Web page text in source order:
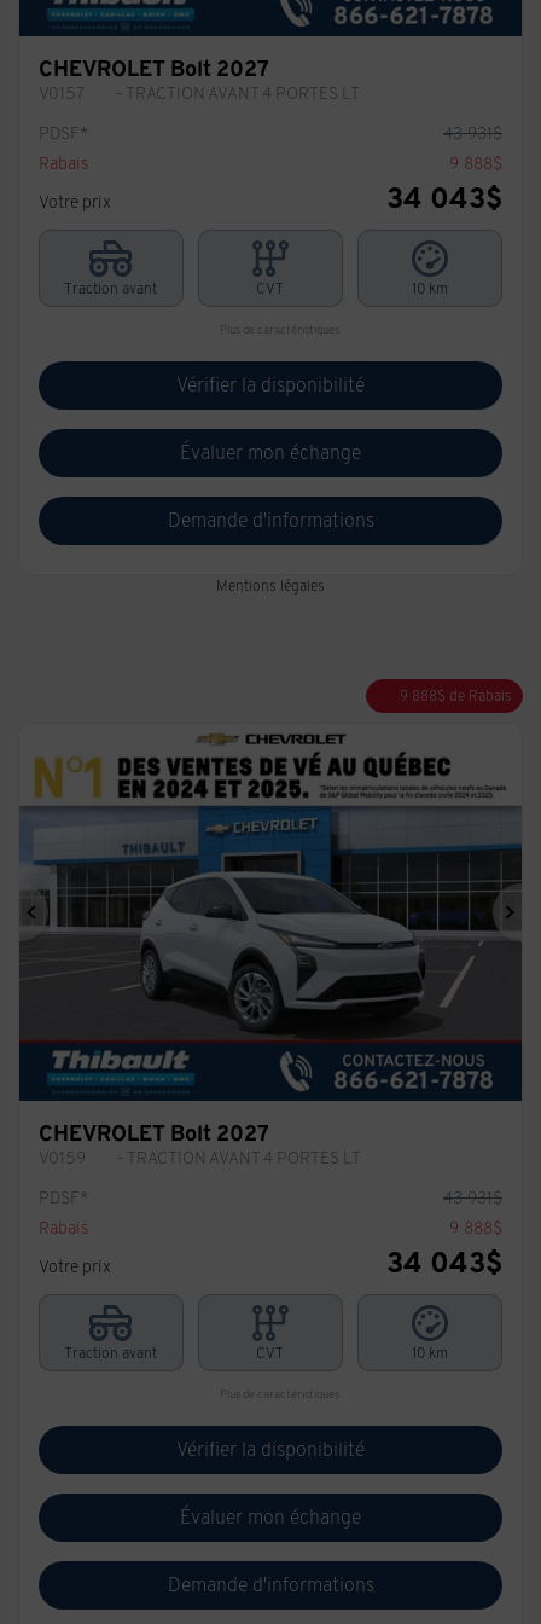
CHEVROLET Bolt 2027
V0157
– TRACTION AVANT 4 PORTES LT
PDSF*
43 931$
Rabais
9 888$
Votre prix
34 043$
Traction avant CVT 10 km
Plus de caractéristiques
Vérifier la disponibilité
Évaluer mon échange
Demande d'informations
Mentions légales
9 888$ de Rabais
Précédent
CHEVROLET Bolt 2027
V0159
– TRACTION AVANT 4 PORTES LT
PDSF*
43 931$
Rabais
9 888$
Votre prix
34 043$
Traction avant CVT 10 km
Plus de caractéristiques
Vérifier la disponibilité
Évaluer mon échange
Demande d'informations